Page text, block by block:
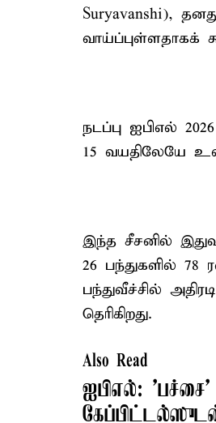
Suryavanshi),
வாய்ப்புள்ளதாகக்
நடப்பு ஐபிஎல்
15 வயதிலேயே
இந்த சீசனில்
26 பந்துகளில்
பந்துவீச்சில்
தெரிகிறது.
Also Read
ஐபிஎல்: 'பச்சை'